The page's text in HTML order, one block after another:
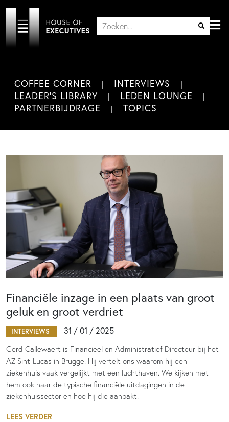
COFFEE CORNER
INTERVIEWS
LEADER'S LIBRARY
LEDEN LOUNGE
PARTNERBIJDRAGE
TOPICS
Financiële inzage in een plaats van groot
geluk en groot verdriet
INTERVIEWS 31 / 01 / 2025
Gerd Callewaert is Financieel en Administratief Directeur bij het
AZ Sint-Lucas in Brugge. Hij vertelt ons waarom hij een
ziekenhuis vaak vergelijkt met een luchthaven. We kijken met
hem ook naar de typische financiële uitdagingen in de
ziekenhuissector en hoe hij die aanpakt.
LEES VERDER